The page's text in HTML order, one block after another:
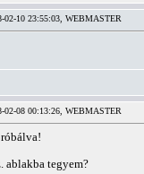
02-10 23:55:03, WEBMASTER
02-08 00:13:26, WEBMASTER
ablakba tegyem?